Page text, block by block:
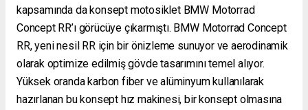
kapsamında da konsept motosiklet BMW Motorrad
Concept RR’ı görücüye çıkarmıştı. BMW Motorrad Concept
RR, yeni nesil RR için bir önizleme sunuyor ve aerodinamik
olarak optimize edilmiş gövde tasarımını temel alıyor.
Yüksek oranda karbon fiber ve alüminyum kullanılarak
hazırlanan bu konsept hız makinesi, bir konsept olmasına